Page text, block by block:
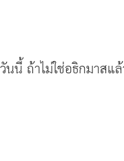
นี้ ถ้าไม่ใช่อธิกมาสแ